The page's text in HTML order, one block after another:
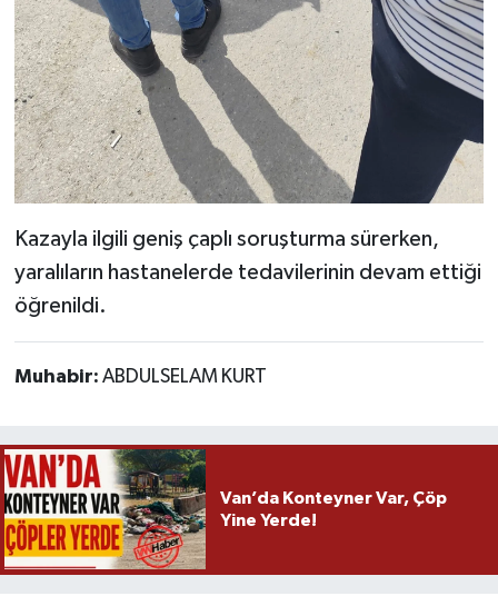
Kazayla ilgili geniş çaplı soruşturma sürerken,
yaralıların hastanelerde tedavilerinin devam ettiği
öğrenildi.
Muhabir: ABDULSELAM KURT
Van’da Konteyner Var, Çöp
Yine Yerde!